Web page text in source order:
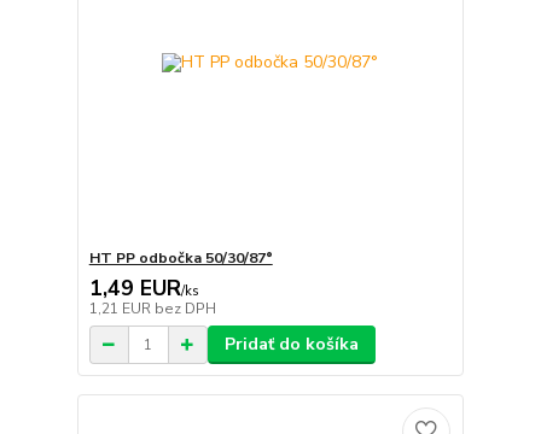
HT PP odbočka 50/30/87°
1,49 EUR/ks
1,21 EUR bez DPH
Pridať do košíka